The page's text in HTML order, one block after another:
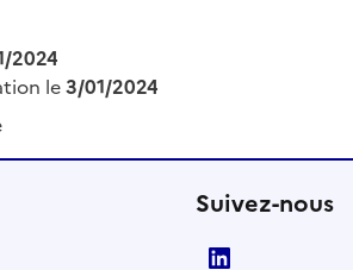
2024
le3/01/2024
Suivez-nous